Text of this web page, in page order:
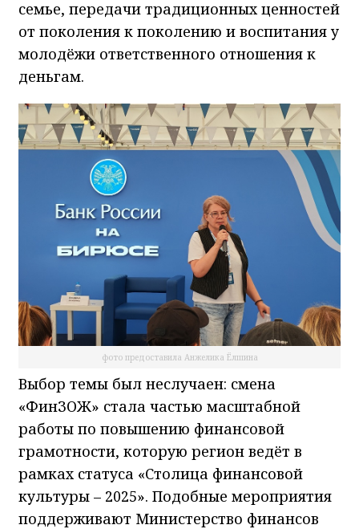
семье, передачи традиционных ценностей
от поколения к поколению и воспитания у
молодёжи ответственного отношения к
деньгам.
фото предоставила Анжелика Ёлшина
Выбор темы был неслучаен: смена
«ФинЗОЖ» стала частью масштабной
работы по повышению финансовой
грамотности, которую регион ведёт в
рамках статуса «Столица финансовой
культуры – 2025». Подобные мероприятия
поддерживают Министерство финансов